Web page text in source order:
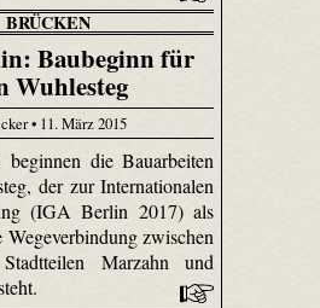
BRÜCKEN
Baubeginn für
Wuhlesteg
• 11. März 2015
die Bauarbeiten
der zur Internationalen
(IGA Berlin 2017) als
zwischen
Marzahn und